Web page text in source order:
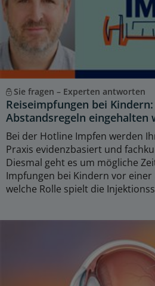
Sie fragen – Experten antworten
Reiseimpfungen bei
Abstandsregeln eingehalten
Bei der Hotline Impfen werden
Praxis evidenzbasiert und
Diesmal geht es um mögliche
Impfungen bei Kindern vor einer
welche Rolle spielt die